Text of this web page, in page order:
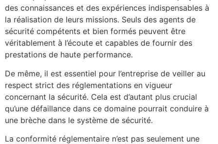
des connaissances et des expériences indispensables à
la réalisation de leurs missions. Seuls des agents de
sécurité compétents et bien formés peuvent être
véritablement à l’écoute et capables de fournir des
prestations de haute performance.
De même, il est essentiel pour l’entreprise de veiller au
respect strict des réglementations en vigueur
concernant la sécurité. Cela est d’autant plus crucial
qu’une défaillance dans ce domaine pourrait conduire à
une brèche dans le système de sécurité.
La conformité réglementaire n’est pas seulement une